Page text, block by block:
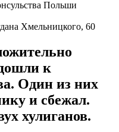
Хмельницкого, 60
к
Один из них
и сбежал.
хулиганов.